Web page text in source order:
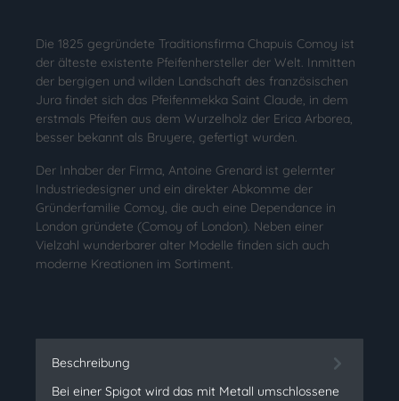
Die 1825 gegründete Traditionsfirma Chapuis Comoy ist
der älteste existente Pfeifenhersteller der Welt. Inmitten
der bergigen und wilden Landschaft des französischen
Jura findet sich das Pfeifenmekka Saint Claude, in dem
erstmals Pfeifen aus dem Wurzelholz der Erica Arborea,
besser bekannt als Bruyere, gefertigt wurden.
Der Inhaber der Firma, Antoine Grenard ist gelernter
Industriedesigner und ein direkter Abkomme der
Gründerfamilie Comoy, die auch eine Dependance in
London gründete (Comoy of London). Neben einer
Vielzahl wunderbarer alter Modelle finden sich auch
moderne Kreationen im Sortiment.
Beschreibung
Bei einer Spigot wird das mit Metall umschlossene